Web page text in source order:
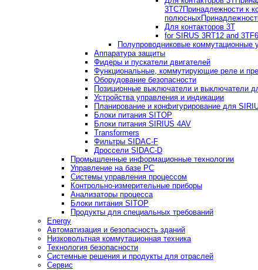
3TC7Принадлежности к
полюсных
Для контакторов 3T
for SIRUS 3RT12 and
Полупроводниковые коммутационные
Аппаратура защиты
Фидеры и пускатели двигателей
Функциональные, коммутирующие реле и
Оборудование безопасности
Позиционные выключатели и выключатели
Устройства управления и индикации
Планирование и конфигурирование для
Блоки питания SITOP
Блоки питания SIRIUS 4AV
Transformers
Фильтры SIDAC-F
Дроссели SIDAC-D
Промышленные информационные технологии
Управление на базе РС
Системы управления процессом
Контрольно-измерительные приборы
Анализаторы процесса
Блоки питания SITOP
Продукты для специальных требований
Energy
Автоматизация и безопасность зданий
Низковольтная коммутационная техника
Технология безопасности
Системные решения и продукты для отраслей
Сервис